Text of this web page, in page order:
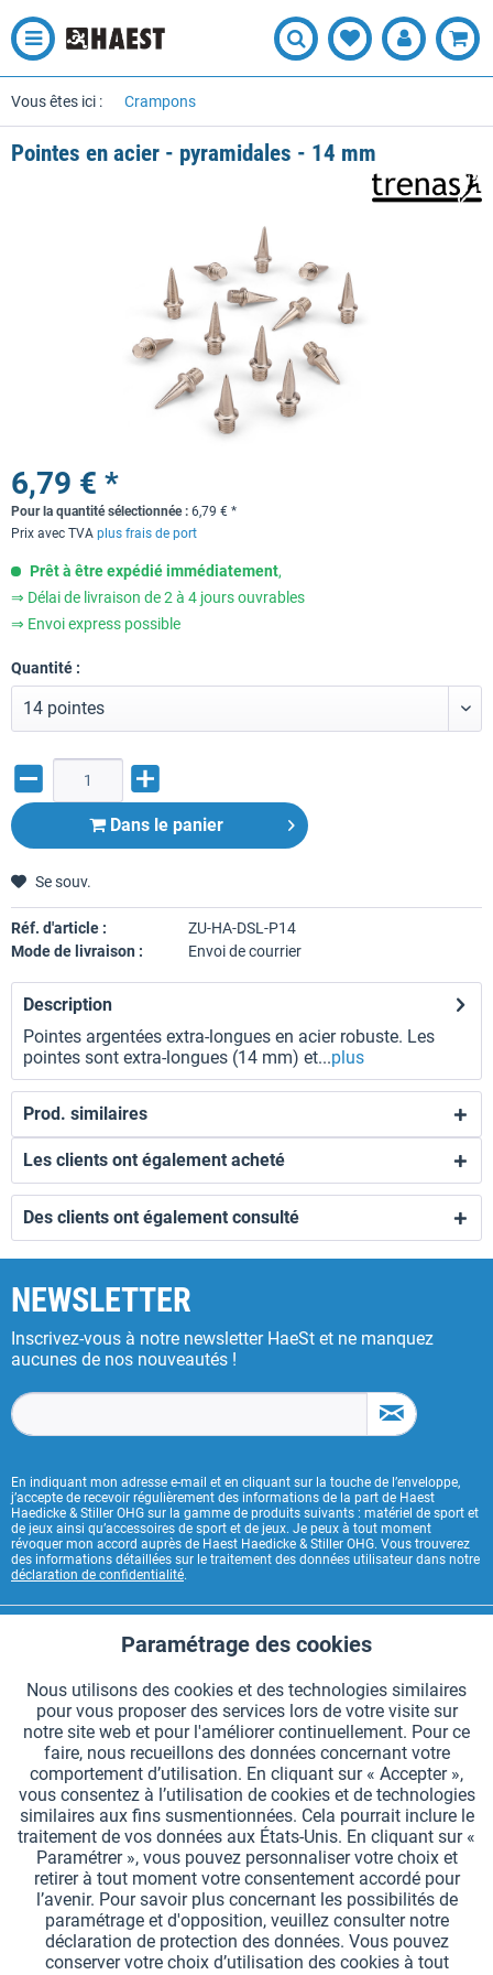
Vous êtes ici : Crampons
Pointes en acier - pyramidales - 14 mm
6,79 € *
Pour la quantité sélectionnée : 6,79 € *
Prix avec TVA plus frais de port
Prêt à être expédié immédiatement,
⇒ Délai de livraison de 2 à 4 jours ouvrables
⇒ Envoi express possible
Quantité :
Dans le panier
Se souv.
Réf. d'article :
ZU-HA-DSL-P14
Mode de livraison :
Envoi de courrier
Description
Pointes argentées extra-longues en acier robuste. Les
pointes sont extra-longues (14 mm) et...plus
Prod. similaires
Les clients ont également acheté
Des clients ont également consulté
NEWSLETTER
Inscrivez-vous à notre newsletter HaeSt et ne manquez
aucunes de nos nouveautés !
En indiquant mon adresse e-mail et en cliquant sur la touche de l’enveloppe,
j’accepte de recevoir régulièrement des informations de la part de Haest
Haedicke & Stiller OHG sur la gamme de produits suivants : matériel de sport et
de jeux ainsi qu’accessoires de sport et de jeux. Je peux à tout moment
révoquer mon accord auprès de Haest Haedicke & Stiller OHG. Vous trouverez
des informations détaillées sur le traitement des données utilisateur dans notre
déclaration de confidentialité.
INFORMATIONS GÉNÉRALES
MODES DE PAIEMENT
*Tous les prix comprennent la TVA et sont indiqués horsfrais de port.
Paramètres des cookies Demander le catalogue
Gravures laser sur des témoins Newsletter Qui sommes nous ?
Aide et support Contact Livraison et paiement
Fonctionnels Aktiv
Suivi Aktiv
Paramétrage des cookies
Nous utilisons des cookies et des technologies similaires
pour vous proposer des services lors de votre visite sur
notre site web et pour l'améliorer continuellement. Pour ce
faire, nous recueillons des données concernant votre
comportement d’utilisation. En cliquant sur « Accepter »,
vous consentez à l’utilisation de cookies et de technologies
similaires aux fins susmentionnées. Cela pourrait inclure le
traitement de vos données aux États-Unis. En cliquant sur «
Paramétrer », vous pouvez personnaliser votre choix et
retirer à tout moment votre consentement accordé pour
l’avenir. Pour savoir plus concernant les possibilités de
paramétrage et d'opposition, veuillez consulter notre
déclaration de protection des données. Vous pouvez
conserver votre choix d’utilisation des cookies à tout